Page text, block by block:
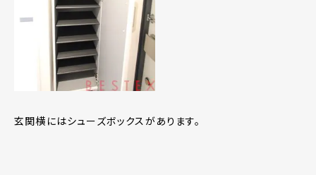
玄関横にはシューズボックスがあります。